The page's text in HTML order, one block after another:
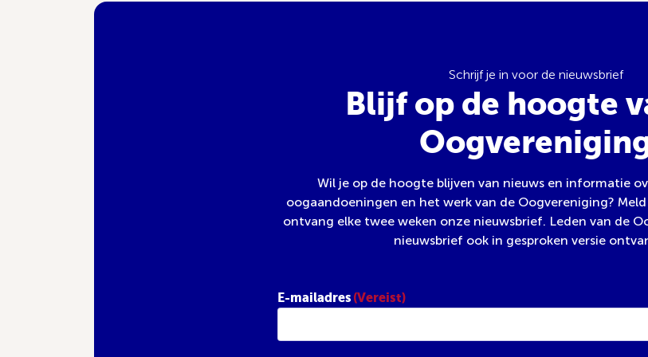
Schrijf je in voor de nieuwsbrief
Blijf op de hoogte
Wil je op de hoogte blijven van nieuws en informatie
oogaandoeningen en het werk van de Oogvereniging?
ontvang elke twee weken onze nieuwsbrief. Leden van de
nieuwsbrief ook in gesproken versie
E-mailadres (Vereist)